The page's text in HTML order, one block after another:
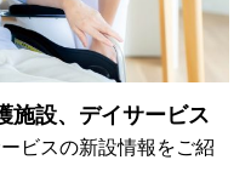
施設、デイサービス
ビスの新設情報をご紹